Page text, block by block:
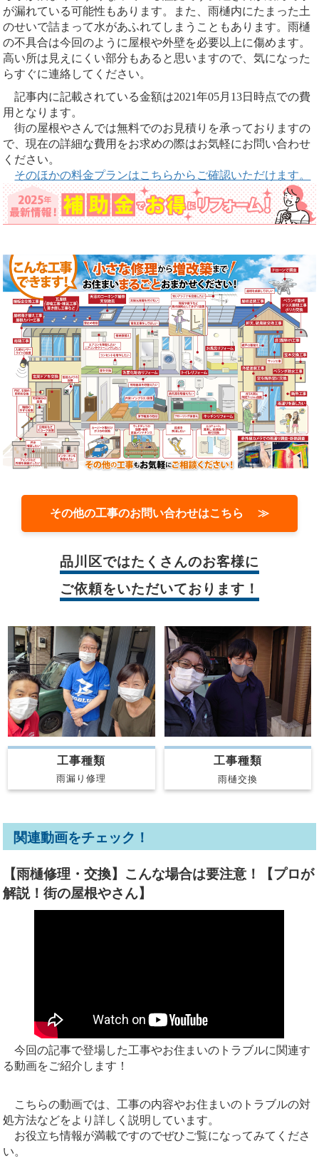
が漏れている可能性もあります。また、雨樋内にたまった土
のせいで詰まって水があふれてしまうこともあります。雨樋
の不具合は今回のように屋根や外壁を必要以上に傷めます。
高い所は見えにくい部分もあると思いますので、気になった
らすぐに連絡してください。
記事内に記載されている金額は2021年05月13日時点での費
用となります。
街の屋根やさんでは無料でのお見積りを承っておりますの
で、現在の詳細な費用をお求めの際はお気軽にお問い合わせ
ください。
そのほかの料金プランはこちらからご確認いただけます。
その他の工事のお問い合わせはこちら ≫
品川区ではたくさんのお客様に
ご依頼をいただいております！
工事種類
雨漏り修理
工事種類
雨樋交換
関連動画をチェック！
【雨樋修理・交換】こんな場合は要注意！【プロが
解説！街の屋根やさん】
今回の記事で登場した工事やお住まいのトラブルに関連す
る動画をご紹介します！
こちらの動画では、工事の内容やお住まいのトラブルの対
処方法などをより詳しく説明しています。
お役立ち情報が満載ですのでぜひご覧になってみてくださ
い。